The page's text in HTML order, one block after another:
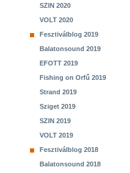
SZIN 2020
VOLT 2020
Fesztiválblog 2019
Balatonsound 2019
EFOTT 2019
Fishing on Orfű 2019
Strand 2019
Sziget 2019
SZIN 2019
VOLT 2019
Fesztiválblog 2018
Balatonsound 2018